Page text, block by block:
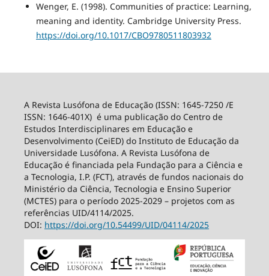
Wenger, E. (1998). Communities of practice: Learning,
meaning and identity. Cambridge University Press.
https://doi.org/10.1017/CBO9780511803932
A Revista Lusófona de Educação (ISSN: 1645-7250 /E
ISSN: 1646-401X) é uma publicação do Centro de
Estudos Interdisciplinares em Educação e
Desenvolvimento (CeiED) do Instituto de Educação da
Universidade Lusófona. A Revista Lusófona de
Educação é financiada pela Fundação para a Ciência e
a Tecnologia, I.P. (FCT), através de fundos nacionais do
Ministério da Ciência, Tecnologia e Ensino Superior
(MCTES) para o período 2025-2029 – projetos com as
referências UID/4114/2025.
DOI: https://doi.org/10.54499/UID/04114/2025